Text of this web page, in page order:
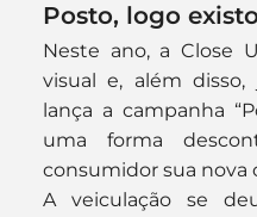
Posto, logo existo
Neste ano, a Close
visual e, além
lança a campanha
uma forma
consumidor sua nova
A veiculação se